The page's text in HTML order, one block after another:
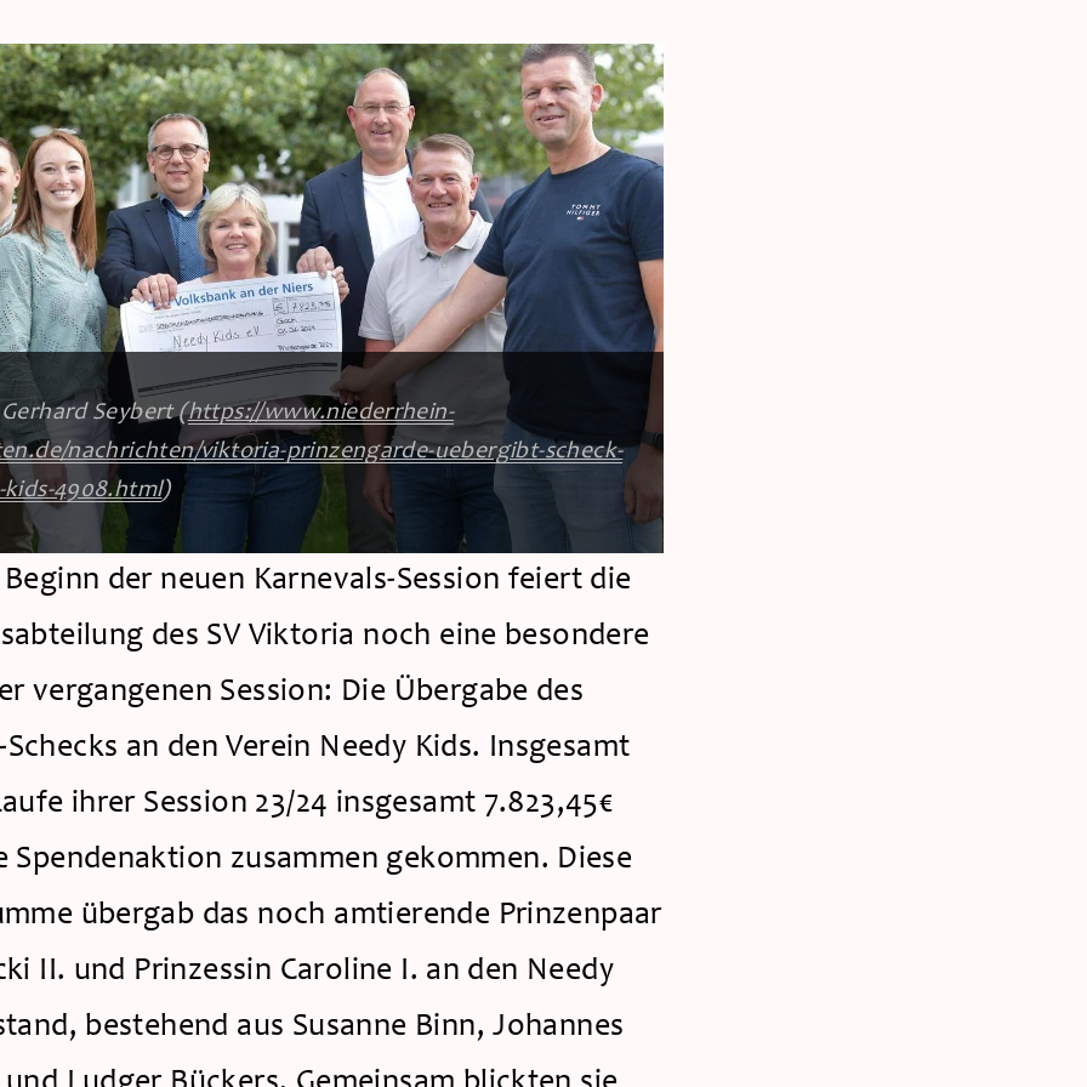
Seybert (https://www.niederrhein-
nachrichten/viktoria-prinzengarde-uebergibt-scheck-
kids-4908.html)
der neuen Karnevals-Session feiert die
des SV Viktoria noch eine besondere
vergangenen Session: Die Übergabe des
Schecks an den Verein Needy Kids. Insgesamt
ihrer Session 23/24 insgesamt 7.823,45€
Spendenaktion zusammen gekommen. Diese
übergab das noch amtierende Prinzenpaar
II. und Prinzessin Caroline I. an den Needy
bestehend aus Susanne Binn, Johannes